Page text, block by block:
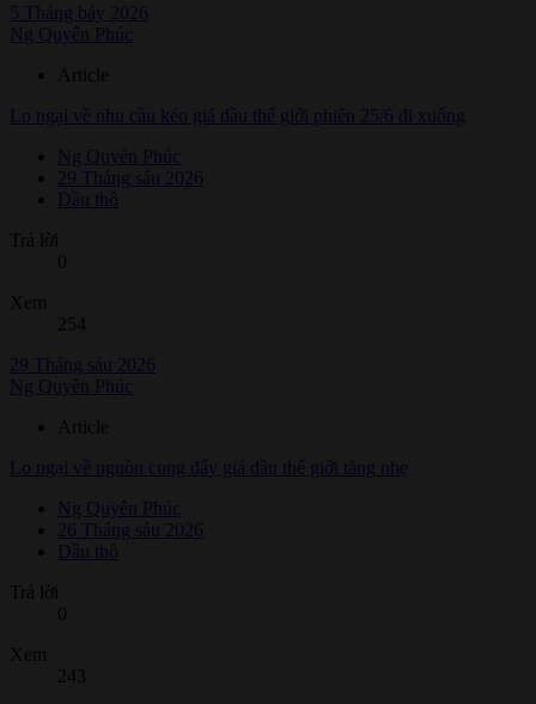
5 Tháng bảy 2026
Ng Quyên Phúc
Article
Lo ngại về nhu cầu kéo giá dầu thế giới phiên 25/6 đi xuống
Ng Quyên Phúc
29 Tháng sáu 2026
Dầu thô
Trả lời
0
Xem
254
29 Tháng sáu 2026
Ng Quyên Phúc
Article
Lo ngại về nguồn cung đẩy giá dầu thế giới tăng nhẹ
Ng Quyên Phúc
26 Tháng sáu 2026
Dầu thô
Trả lời
0
Xem
243